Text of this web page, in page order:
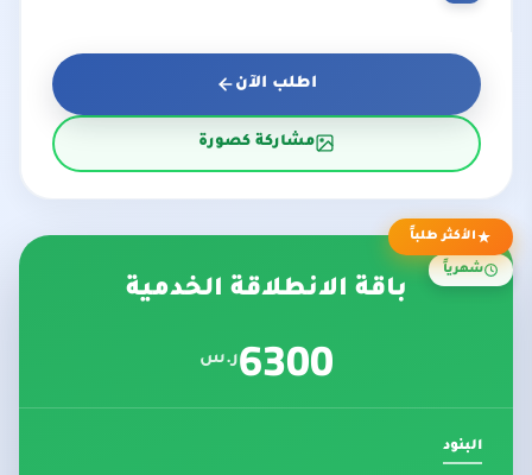
اطلب الآن
مشاركة كصورة
الأكثر طلباً
شهرياً
باقة الانطلاقة الخدمية
6300ر.س
البنود